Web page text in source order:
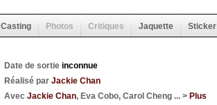
Casting Photos Critiques Jaquette Sticker
Date de sortie inconnue
Réalisé par Jackie Chan
Avec Jackie Chan, Eva Cobo, Carol Cheng ... > Plus